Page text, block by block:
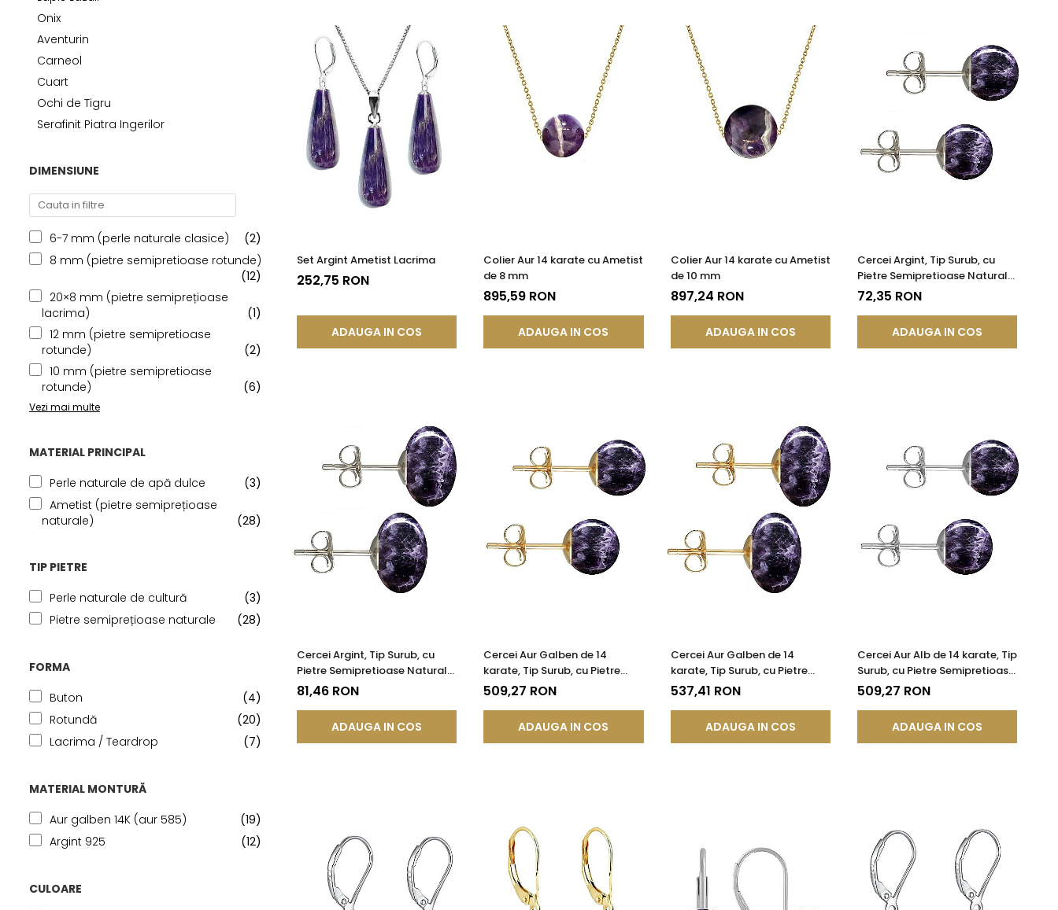
Seturi Perle cu Argint
Brățări cu Perle
Pandantive cu Perle
Brose cu Perle
Onix
Aventurin
Carneol
Cuart
Ochi de Tigru
Serafinit Piatra Ingerilor
DIMENSIUNE
6-7 mm (perle naturale clasice)
(2)
8 mm (pietre semipretioase rotunde)
(12)
20×8 mm (pietre semiprețioase
lacrima)
(1)
12 mm (pietre semipretioase
rotunde)
(2)
10 mm (pietre semipretioase
rotunde)
(6)
Vezi mai multe
MATERIAL PRINCIPAL
Perle naturale de apă dulce
(3)
Ametist (pietre semiprețioase
naturale)
(28)
TIP PIETRE
Perle naturale de cultură
(3)
Pietre semiprețioase naturale
(28)
FORMA
Buton
(4)
Rotundă
(20)
Lacrima / Teardrop
(7)
MATERIAL MONTURĂ
Aur galben 14K (aur 585)
(19)
Argint 925
(12)
CULOARE
Set Argint Ametist Lacrima
252,75 RON
ADAUGA IN COS
Colier Aur 14 karate cu Ametist
de 8 mm
895,59 RON
ADAUGA IN COS
Colier Aur 14 karate cu Ametist
de 10 mm
897,24 RON
ADAUGA IN COS
Cercei Argint, Tip Surub, cu
Pietre Semipretioase Naturale
de Ametist de 8 mm
72,35 RON
ADAUGA IN COS
Cercei Argint, Tip Surub, cu
Pietre Semipretioase Naturale
de Ametist de 12 mm
81,46 RON
ADAUGA IN COS
Cercei Aur Galben de 14
karate, Tip Surub, cu Pietre
Semipretioase Naturale de
Ametist de 8 mm
509,27 RON
ADAUGA IN COS
Cercei Aur Galben de 14
karate, Tip Surub, cu Pietre
Semipretioase Naturale de
Ametist de 12 mm
537,41 RON
ADAUGA IN COS
Cercei Aur Alb de 14 karate, Tip
Surub, cu Pietre Semipretioase
Naturale de Ametist de 8 mm
509,27 RON
ADAUGA IN COS